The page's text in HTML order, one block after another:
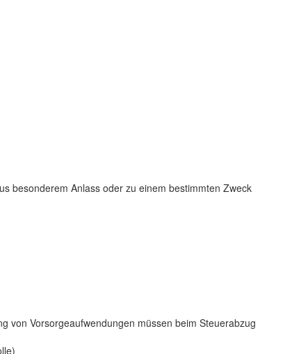
besonderem Anlass oder zu einem bestimmten Zweck
von Vorsorgeaufwendungen müssen beim Steuerabzug